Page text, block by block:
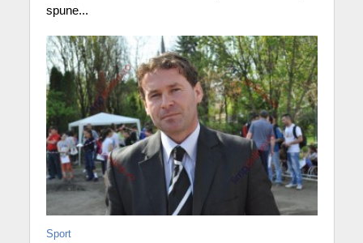
spune...
Sport